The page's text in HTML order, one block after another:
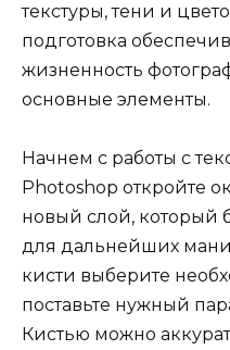
текстуры, тени и
подготовка
жизненность
основные элементы.
Начнем с работы с
Photoshop откройте
новый слой, который
для дальнейших
кисти выберите
поставьте нужный
Кистью можно